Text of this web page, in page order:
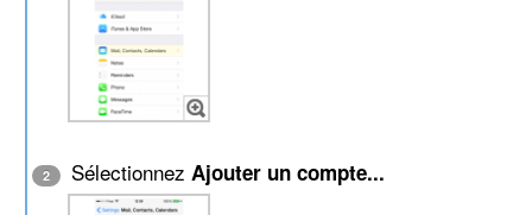
2 SélectionnezAjouter un compte...